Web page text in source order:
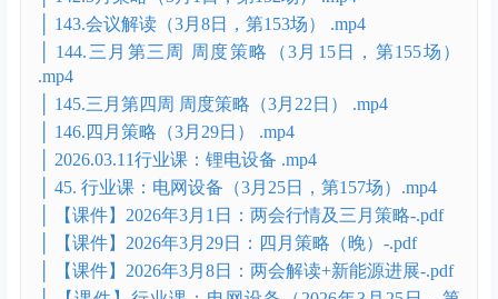
│ 43. 行业课：化工板块（2月25日，第151场）.mp4
│ 43.【课件】2026年2月25日：行业课：化工板块-.pdf
│ 【课件】2026年2月4日行业课：AIDC数据中心电力
设备-.pdf
│ 【课件】2026年2月8日：春季跨年行情-.pdf
│ 春季跨年行情2月23日第150场.mp4
3月
│ 142.3月策略（3月1日，第152场） .mp4
│ 143.会议解读（3月8日，第153场） .mp4
│ 144.三月第三周 周度策略（3月15日，第155场）
.mp4